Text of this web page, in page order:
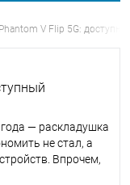
V Flip 5G:
— раскладушка
не стал, а
Впрочем,